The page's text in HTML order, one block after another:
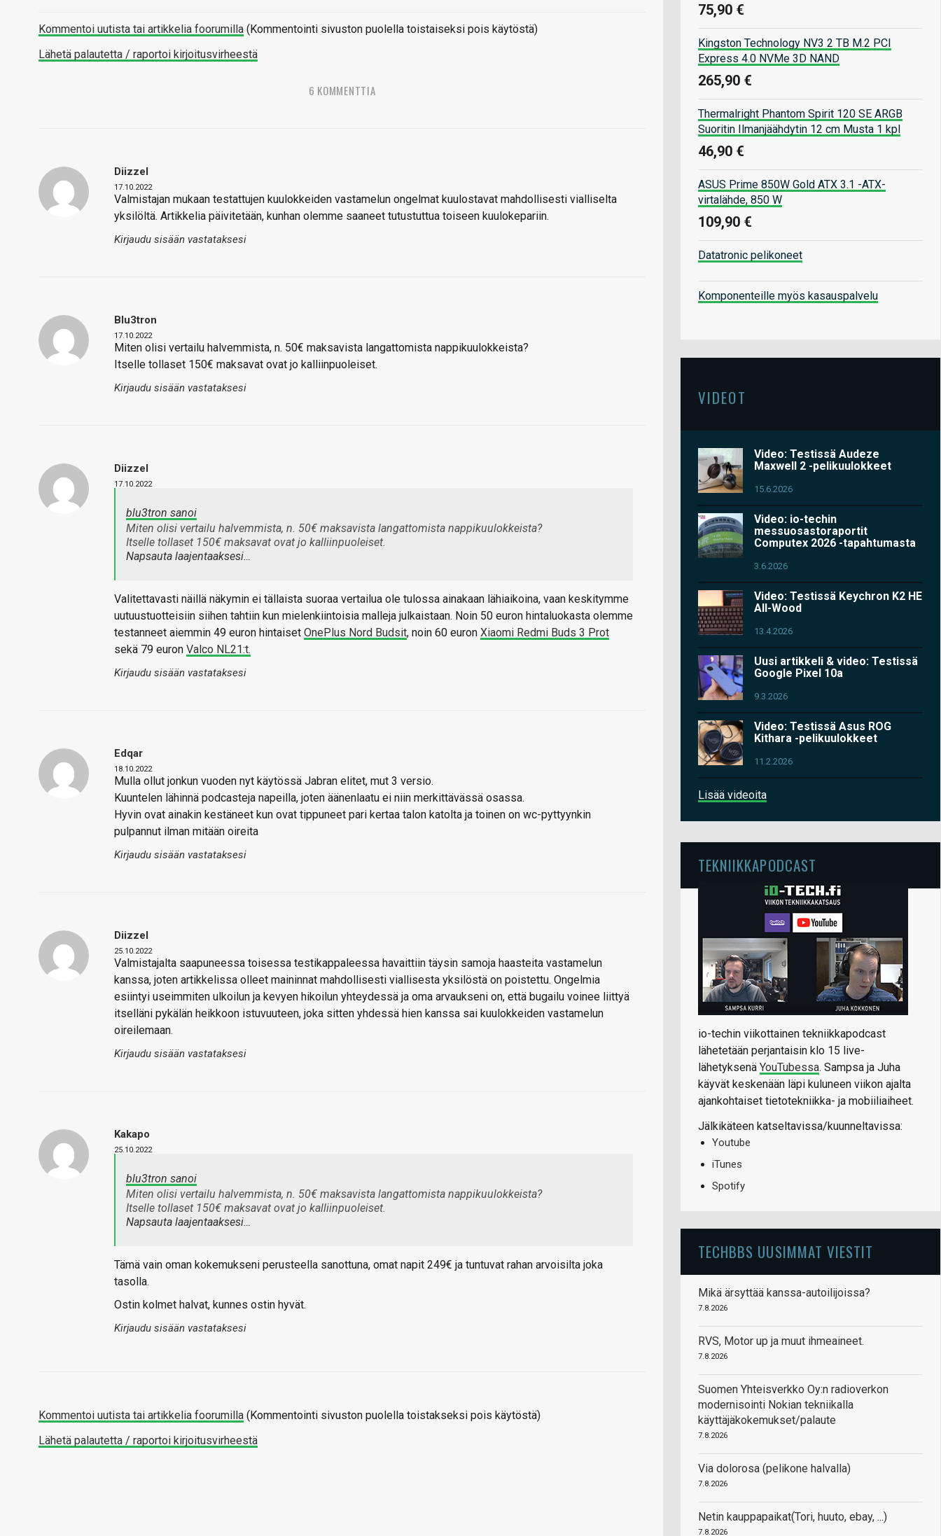
Kommentoi uutista tai artikkelia foorumilla (Kommentointi sivuston puolella toistaiseksi pois käytöstä)
Lähetä palautetta / raportoi kirjoitusvirheestä
6 KOMMENTTIA
Diizzel
17.10.2022
Valmistajan mukaan testattujen kuulokkeiden vastamelun ongelmat kuulostavat mahdollisesti vialliselta
yksilöltä. Artikkelia päivitetään, kunhan olemme saaneet tutustuttua toiseen kuulokepariin.
Kirjaudu sisään vastataksesi
Blu3tron
17.10.2022
Miten olisi vertailu halvemmista, n. 50€ maksavista langattomista nappikuulokkeista?
Itselle tollaset 150€ maksavat ovat jo kalliinpuoleiset.
Kirjaudu sisään vastataksesi
Diizzel
17.10.2022
blu3tron sanoi
Miten olisi vertailu halvemmista, n. 50€ maksavista langattomista nappikuulokkeista?
Itselle tollaset 150€ maksavat ovat jo kalliinpuoleiset.
Napsauta laajentaaksesi…
Valitettavasti näillä näkymin ei tällaista suoraa vertailua ole tulossa ainakaan lähiaikoina, vaan keskitymme
uutuustuotteisiin siihen tahtiin kun mielenkiintoisia malleja julkaistaan. Noin 50 euron hintaluokasta olemme
testanneet aiemmin 49 euron hintaiset OnePlus Nord Budsit, noin 60 euron Xiaomi Redmi Buds 3 Prot
sekä 79 euron Valco NL21:t.
Kirjaudu sisään vastataksesi
Edqar
18.10.2022
Mulla ollut jonkun vuoden nyt käytössä Jabran elitet, mut 3 versio.
Kuuntelen lähinnä podcasteja napeilla, joten äänenlaatu ei niin merkittävässä osassa.
Hyvin ovat ainakin kestäneet kun ovat tippuneet pari kertaa talon katolta ja toinen on wc-pyttyynkin
pulpannut ilman mitään oireita
Kirjaudu sisään vastataksesi
Diizzel
25.10.2022
Valmistajalta saapuneessa toisessa testikappaleessa havaittiin täysin samoja haasteita vastamelun
kanssa, joten artikkelissa olleet maininnat mahdollisesti viallisesta yksilöstä on poistettu. Ongelmia
esiintyi useimmiten ulkoilun ja kevyen hikoilun yhteydessä ja oma arvaukseni on, että bugailu voinee liittyä
itselläni pykälän heikkoon istuvuuteen, joka sitten yhdessä hien kanssa sai kuulokkeiden vastamelun
oireilemaan.
Kirjaudu sisään vastataksesi
Kakapo
25.10.2022
blu3tron sanoi
Miten olisi vertailu halvemmista, n. 50€ maksavista langattomista nappikuulokkeista?
Itselle tollaset 150€ maksavat ovat jo kalliinpuoleiset.
Napsauta laajentaaksesi…
Tämä vain oman kokemukseni perusteella sanottuna, omat napit 249€ ja tuntuvat rahan arvoisilta joka
tasolla.
Ostin kolmet halvat, kunnes ostin hyvät.
Kirjaudu sisään vastataksesi
Kommentoi uutista tai artikkelia foorumilla (Kommentointi sivuston puolella toistakseksi pois käytöstä)
Lähetä palautetta / raportoi kirjoitusvirheestä
75,90 €
Kingston Technology NV3 2 TB M.2 PCI
Express 4.0 NVMe 3D NAND
265,90 €
Thermalright Phantom Spirit 120 SE ARGB
Suoritin Ilmanjäähdytin 12 cm Musta 1 kpl
46,90 €
ASUS Prime 850W Gold ATX 3.1 -ATX-
virtalähde, 850 W
109,90 €
Datatronic pelikoneet
Komponenteille myös kasauspalvelu
VIDEOT
Video: Testissä Audeze
Maxwell 2 -pelikuulokkeet
15.6.2026
Video: io-techin
messuosastoraportit
Computex 2026 -tapahtumasta
3.6.2026
Video: Testissä Keychron K2 HE
All-Wood
13.4.2026
Uusi artikkeli & video: Testissä
Google Pixel 10a
9.3.2026
Video: Testissä Asus ROG
Kithara -pelikuulokkeet
11.2.2026
Lisää videoita
TEKNIIKKAPODCAST
io-techin viikottainen tekniikkapodcast
lähetetään perjantaisin klo 15 live-
lähetyksenä YouTubessa. Sampsa ja Juha
käyvät keskenään läpi kuluneen viikon ajalta
ajankohtaiset tietotekniikka- ja mobiiliaiheet.
Jälkikäteen katseltavissa/kuunneltavissa:
Youtube
iTunes
Spotify
TECHBBS UUSIMMAT VIESTIT
Mikä ärsyttää kanssa-autoilijoissa?
7.8.2026
RVS, Motor up ja muut ihmeaineet.
7.8.2026
Suomen Yhteisverkko Oy:n radioverkon
modernisointi Nokian tekniikalla
käyttäjäkokemukset/palaute
7.8.2026
Via dolorosa (pelikone halvalla)
7.8.2026
Netin kauppapaikat(Tori, huuto, ebay, ...)
7.8.2026